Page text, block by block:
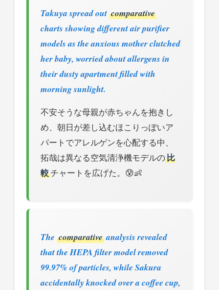
Takuya spread out comparative
charts showing different air purifier
models as the anxious mother clutched
her baby, worried about allergens in
their dusty apartment filled with
morning sunlight.
不安そうな母親が赤ちゃんを抱きし
め、朝日が差し込むほこりっぽいア
パートでアレルゲンを心配する中、
拓哉は異なる空気清浄機モデルの比
較 チャートを広げた。😰👶
The comparative analysis revealed
that the HEPA filter model removed
99.97% of particles, while Sakura
accidentally knocked over a coffee cup,